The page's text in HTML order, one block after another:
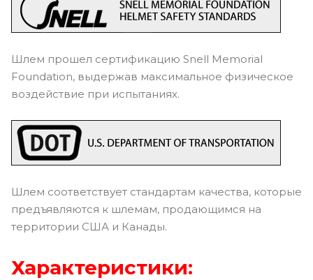
Шлем прошел сертификацию Snell Memorial
Foundation, выдержав максимальное физическое
воздействие при испытаниях.
Шлем соответствует стандартам качества, которые
предъявляются к шлемам, продающимся на
территории США и Канады.
Характеристики: